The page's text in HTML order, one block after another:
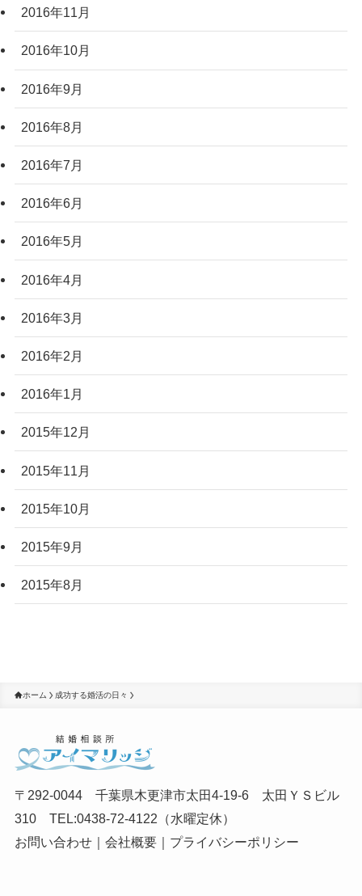
2016年11月
2016年10月
2016年9月
2016年8月
2016年7月
2016年6月
2016年5月
2016年4月
2016年3月
2016年2月
2016年1月
2015年12月
2015年11月
2015年10月
2015年9月
2015年8月
ホーム 成功する婚活の日々
〒292-0044 千葉県木更津市太田4-19-6 太田ＹＳビル
310 TEL:0438-72-4122（水曜定休）
お問い合わせ｜ 会社概要｜ プライバシーポリシー